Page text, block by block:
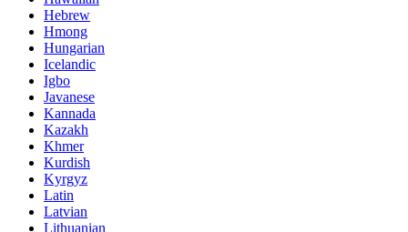
Hebrew
Hmong
Hungarian
Icelandic
Igbo
Javanese
Kannada
Kazakh
Khmer
Kurdish
Kyrgyz
Latin
Latvian
Lithuanian